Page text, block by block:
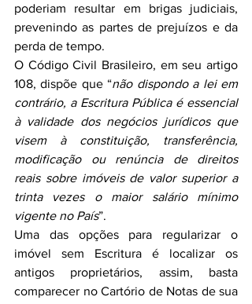
poderiam resultar em brigas judiciais,
prevenindo as partes de prejuízos e da
perda de tempo.
O Código Civil Brasileiro, em seu artigo
108, dispõe que “não dispondo a lei em
contrário, a Escritura Pública é essencial
à validade dos negócios jurídicos que
visem à constituição, transferência,
modificação ou renúncia de direitos
reais sobre imóveis de valor superior a
trinta vezes o maior salário mínimo
vigente no País”.
Uma das opções para regularizar o
imóvel sem Escritura é localizar os
antigos proprietários, assim, basta
comparecer no Cartório de Notas de sua